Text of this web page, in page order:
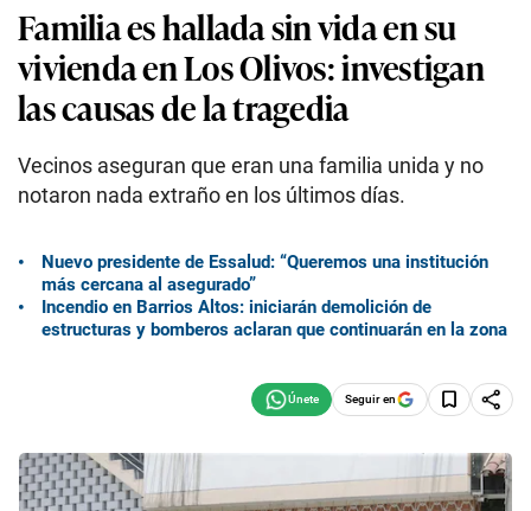
Familia es hallada sin vida en su
vivienda en Los Olivos: investigan
las causas de la tragedia
Vecinos aseguran que eran una familia unida y no
notaron nada extraño en los últimos días.
Nuevo presidente de Essalud: “Queremos una institución
más cercana al asegurado”
Incendio en Barrios Altos: iniciarán demolición de
estructuras y bomberos aclaran que continuarán en la zona
Seguir en